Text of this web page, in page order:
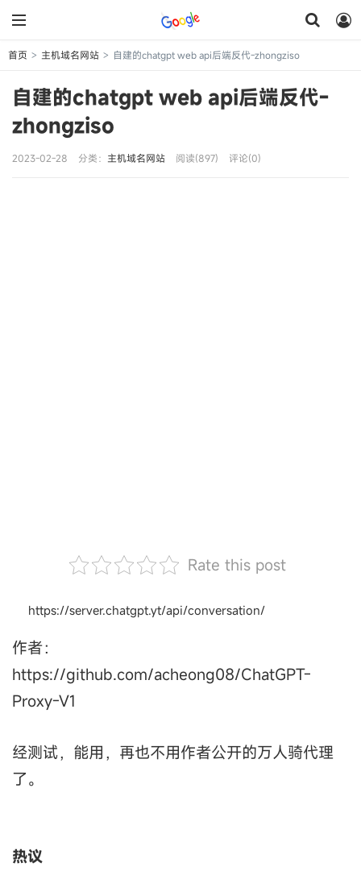
首页 > 主机域名网站 > 自建的chatgpt web api后端反代-zhongziso
自建的chatgpt web api后端反代-
zhongziso
2023-02-28 分类： 主机域名网站 阅读(897) 评论(0)
Rate this post
https://server.chatgpt.yt/api/conversation/
作者：
https://github.com/acheong08/ChatGPT-
Proxy-V1
经测试，能用，再也不用作者公开的万人骑代理
了。
热议